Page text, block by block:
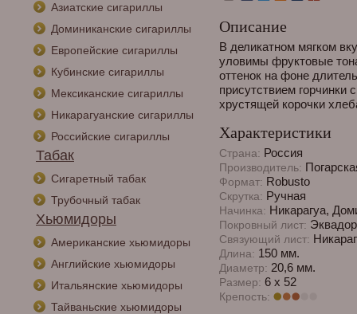
Азиатские сигариллы
Доминиканские сигариллы
Европейские сигариллы
Кубинские сигариллы
Мексиканские сигариллы
Никарагуанские сигариллы
Российские сигариллы
Табак
Сигаретный табак
Трубочный табак
Хьюмидоры
Американские хьюмидоры
Английские хьюмидоры
Итальянские хьюмидоры
Тайваньские хьюмидоры
Описание
В деликатном мягком
уловимы фруктовые
оттенок на фоне
присутствием горчинки
хрустящей корочки
Характеристики
Страна: Россия
Производитель:
Формат: Robusto
Скрутка: Ручная
Начинка: Никарагуа,
Покровный лист: Эквадор
Связующий лист:
Длина: 150 мм.
Диаметр: 20,6 мм.
Размер: 6 x 52
Крепость: